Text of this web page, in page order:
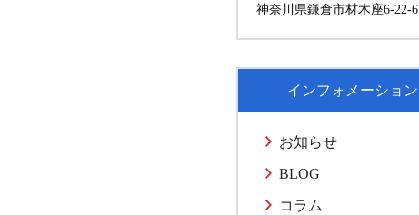
神奈川県鎌倉市材木座6-22-6
インフォメーション
お知らせ
BLOG
コラム